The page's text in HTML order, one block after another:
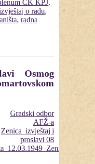
CK KPJ,
o radu,
, radna
Osmog